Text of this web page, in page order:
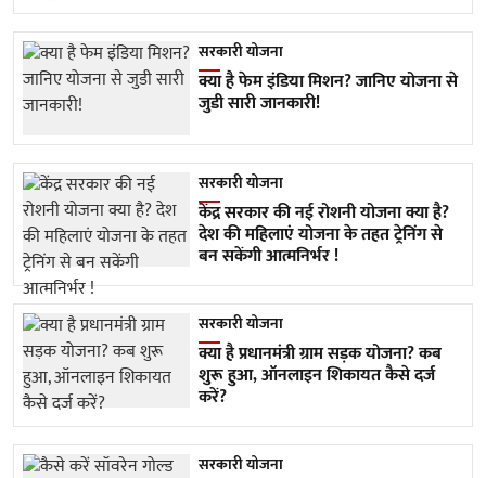
सरकारी योजना
क्या है फेम इंडिया मिशन? जानिए योजना से
जुडी सारी जानकारी!
सरकारी योजना
केंद्र सरकार की नई रोशनी योजना क्या है?
देश की महिलाएं योजना के तहत ट्रेनिंग से
बन सकेंगी आत्मनिर्भर !
सरकारी योजना
क्या है प्रधानमंत्री ग्राम सड़क योजना? कब
शुरू हुआ, ऑनलाइन शिकायत कैसे दर्ज
करें?
सरकारी योजना